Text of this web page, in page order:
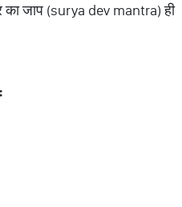
जाप (surya dev mantra) ही